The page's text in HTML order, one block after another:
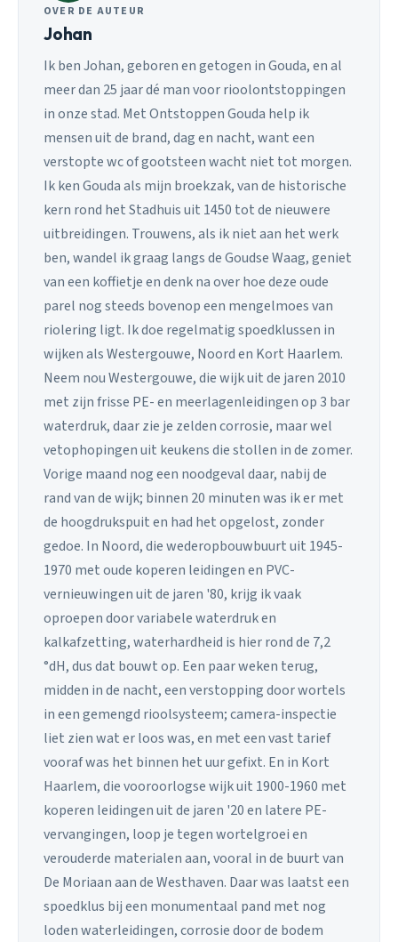
OVER DE AUTEUR
Johan
Ik ben Johan, geboren en getogen in Gouda, en al
meer dan 25 jaar dé man voor rioolontstoppingen
in onze stad. Met Ontstoppen Gouda help ik
mensen uit de brand, dag en nacht, want een
verstopte wc of gootsteen wacht niet tot morgen.
Ik ken Gouda als mijn broekzak, van de historische
kern rond het Stadhuis uit 1450 tot de nieuwere
uitbreidingen. Trouwens, als ik niet aan het werk
ben, wandel ik graag langs de Goudse Waag, geniet
van een koffietje en denk na over hoe deze oude
parel nog steeds bovenop een mengelmoes van
riolering ligt. Ik doe regelmatig spoedklussen in
wijken als Westergouwe, Noord en Kort Haarlem.
Neem nou Westergouwe, die wijk uit de jaren 2010
met zijn frisse PE- en meerlagenleidingen op 3 bar
waterdruk, daar zie je zelden corrosie, maar wel
vetophopingen uit keukens die stollen in de zomer.
Vorige maand nog een noodgeval daar, nabij de
rand van de wijk; binnen 20 minuten was ik er met
de hoogdrukspuit en had het opgelost, zonder
gedoe. In Noord, die wederopbouwbuurt uit 1945-
1970 met oude koperen leidingen en PVC-
vernieuwingen uit de jaren '80, krijg ik vaak
oproepen door variabele waterdruk en
kalkafzetting, waterhardheid is hier rond de 7,2
°dH, dus dat bouwt op. Een paar weken terug,
midden in de nacht, een verstopping door wortels
in een gemengd rioolsysteem; camera-inspectie
liet zien wat er loos was, en met een vast tarief
vooraf was het binnen het uur gefixt. En in Kort
Haarlem, die vooroorlogse wijk uit 1900-1960 met
koperen leidingen uit de jaren '20 en latere PE-
vervangingen, loop je tegen wortelgroei en
verouderde materialen aan, vooral in de buurt van
De Moriaan aan de Westhaven. Daar was laatst een
spoedklus bij een monumentaal pand met nog
loden waterleidingen, corrosie door de bodem